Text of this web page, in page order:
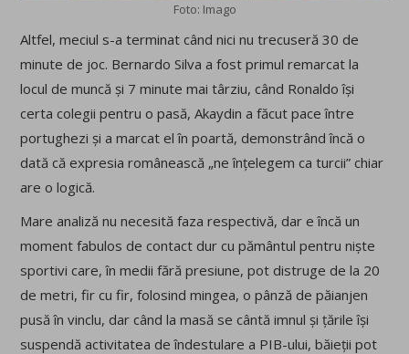
Foto: Imago
Altfel, meciul s-a terminat când nici nu trecuseră 30 de
minute de joc. Bernardo Silva a fost primul remarcat la
locul de muncă și 7 minute mai târziu, când Ronaldo își
certa colegii pentru o pasă, Akaydin a făcut pace între
portughezi și a marcat el în poartă, demonstrând încă o
dată că expresia românească „ne înțelegem ca turcii” chiar
are o logică.
Mare analiză nu necesită faza respectivă, dar e încă un
moment fabulos de contact dur cu pământul pentru niște
sportivi care, în medii fără presiune, pot distruge de la 20
de metri, fir cu fir, folosind mingea, o pânză de păianjen
pusă în vinclu, dar când la masă se cântă imnul și țările își
suspendă activitatea de îndestulare a PIB-ului, băieții pot